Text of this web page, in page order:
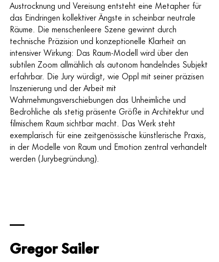
Austrocknung und Vereisung entsteht eine Metapher für
das Eindringen kollektiver Ängste in scheinbar neutrale
Räume. Die menschenleere Szene gewinnt durch
technische Präzision und konzeptionelle Klarheit an
intensiver Wirkung: Das Raum-Modell wird über den
subtilen Zoom allmählich als autonom handelndes Subjekt
erfahrbar. Die Jury würdigt, wie Oppl mit seiner präzisen
Inszenierung und der Arbeit mit
Wahrnehmungsverschiebungen das Unheimliche und
Bedrohliche als stetig präsente Größe in Architektur und
filmischem Raum sichtbar macht. Das Werk steht
exemplarisch für eine zeitgenössische künstlerische Praxis,
in der Modelle von Raum und Emotion zentral verhandelt
werden (Jurybegründung).
Gregor Sailer